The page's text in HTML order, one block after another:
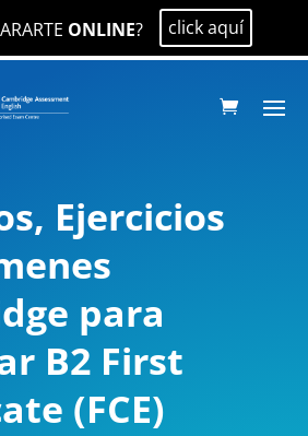
ONLINE? click aquí
Ejercicios
para
B2 First
(FCE)